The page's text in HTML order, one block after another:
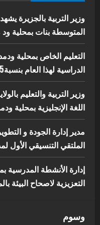
5
البيئة
يوليو
وزير التربية بالجزيرة
المتوسطة بنات بمحلية
التعليم الخاص بمحلية
الدراسية لهذا العام بنسبة15%
وزير التربية والتعليم
اللغة الإنجليزية بمحلية
مدير إدارة الجودة و
الملتقي التنسيقي الأول
إدارة الأنشطة المدرسية
التعزيزية لاصحاح البيئة
وسوم